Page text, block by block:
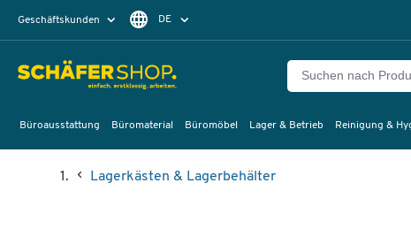
Geschäftskunden DE
Büroausstattung Büromaterial Büromöbel Lager & Betrieb Reinigung &
Lagerkästen & Lagerbehälter